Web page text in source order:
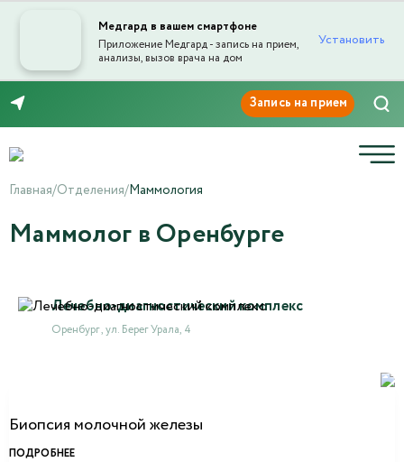
Медгард в вашем смартфоне
Приложение Медгард - запись на прием,
анализы, вызов врача на дом
Установить
Главная/Отделения/Маммология
Маммолог в Оренбурге
Лечебно-диагностический комплекс
Оренбург , ул. Берег Урала, 4
Биопсия молочной железы
ПОДРОБНЕЕ